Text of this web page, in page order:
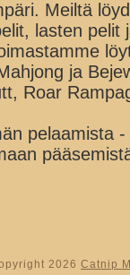
Meiltä
lasten
ja
Roar
pelaamista
2026 Catnip